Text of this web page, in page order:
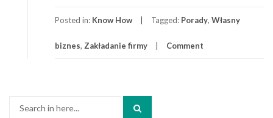
Posted in: Know How Tagged: Porady, Własny
biznes, Zakładanie firmy Comment